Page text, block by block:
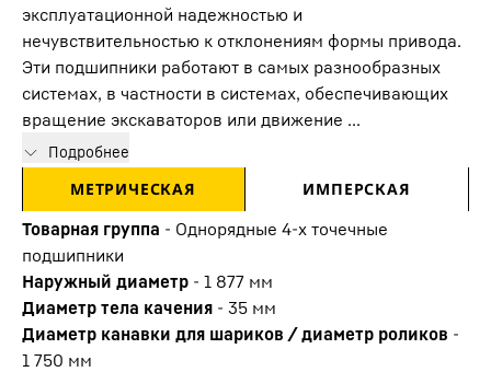
эксплуатационной надежностью и
нечувствительностью к отклонениям формы привода.
Эти подшипники работают в самых разнообразных
системах, в частности в системах, обеспечивающих
вращение экскаваторов или движение ...
Подробнее
МЕТРИЧЕСКАЯ ИМПЕРСКАЯ
Товарная группа - Oднорядные 4-х точечные
подшипники
Наружный диаметр - 1 877 мм
Диаметр тела качения - 35 мм
Диаметр канавки для шариков / диаметр роликов -
1 750 мм